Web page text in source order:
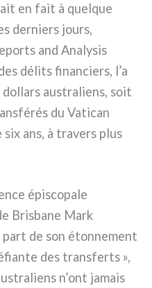
en fait à quel­que
der­niers jours,
and Analysis
déli­ts finan­ciers, l’a
austra­liens, soit
du Vatican
six ans, à tra­vers plus
épi­sco­pa­le
Brisbane Mark
de son éton­ne­ment
des trans­ferts »,
n’ont jamais